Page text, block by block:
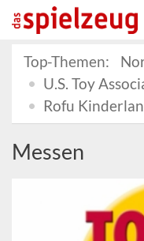
Top-Themen:
U.S. Toy
Rofu
Messen